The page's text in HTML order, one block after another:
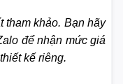
tham khảo. Bạn hãy
để nhận mức giá
kế riêng.